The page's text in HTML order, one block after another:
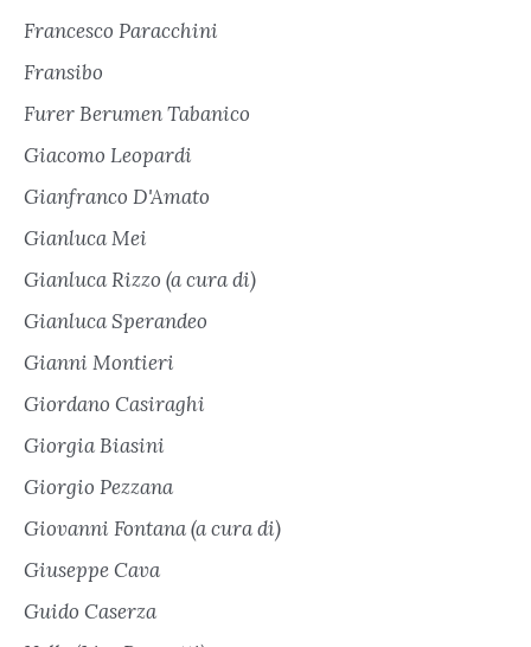
Francesco Paracchini
Fransibo
Furer Berumen Tabanico
Giacomo Leopardi
Gianfranco D'Amato
Gianluca Mei
Gianluca Rizzo (a cura di)
Gianluca Sperandeo
Gianni Montieri
Giordano Casiraghi
Giorgia Biasini
Giorgio Pezzana
Giovanni Fontana (a cura di)
Giuseppe Cava
Guido Caserza